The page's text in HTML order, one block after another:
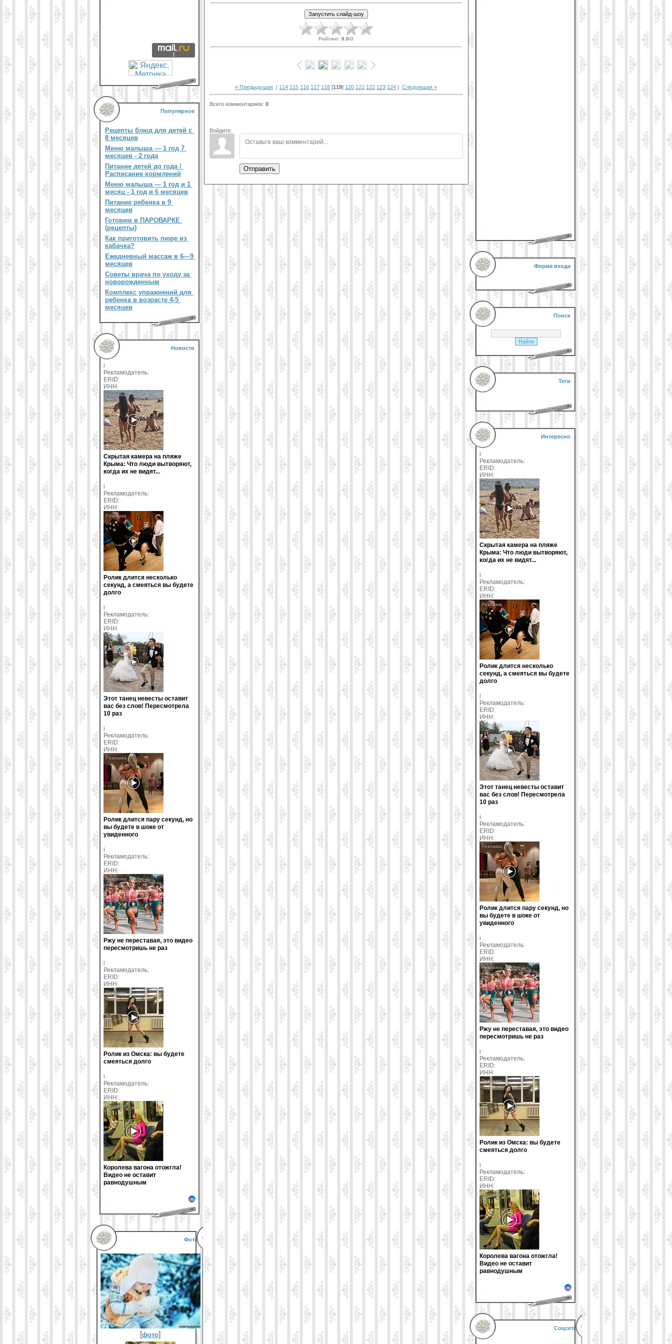
Популярное
Рецепты блюд для детей с
8 месяцев
Меню малыша — 1 год 7
месяцев - 2 года
Питание детей до года /
Расписание кормлений
Меню малыша — 1 год и 1
месяц - 1 год и 6 месяцев
Питание ребенка в 9
месяцев
Готовим в ПАРОВАРКЕ
(рецепты)
Как приготовить пюре из
кабачка?
Ежедневный массаж в 6—9
месяцев
Советы врача по уходу за
новорожденным
Комплекс упражнений для
ребенка в возрасте 4-5
месяцев
Новости
i
Рекламодатель:
ERID:
ИНН:
Скрытая камера на пляже
Крыма: Что люди вытворяют,
когда их не видят...
i
Рекламодатель:
ERID:
ИНН:
Ролик длится несколько
секунд, а смеяться вы будете
долго
i
Рекламодатель:
ERID:
ИНН:
Этот танец невесты оставит
вас без слов! Пересмотрела
10 раз
i
Рекламодатель:
ERID:
ИНН:
Ролик длится пару секунд, но
вы будете в шоке от
увиденного
i
Рекламодатель:
ERID:
ИНН:
Ржу не переставая, это видео
пересмотришь не раз
i
Рекламодатель:
ERID:
ИНН:
Ролик из Омска: вы будете
смеяться долго
i
Рекламодатель:
ERID:
ИНН:
Королева вагона отожгла!
Видео не оставит
равнодушным
Фото
[фото]
Рейтинг: 0.0/0
« Предыдущая | 114 115 116 117 118 [119] 120 121 122 123 124 | Следующая »
Всего комментариев: 0
Войдите:
Отправить
Форма входа
Поиск
Теги
Интересно
i
Рекламодатель:
ERID:
ИНН:
Скрытая камера на пляже
Крыма: Что люди вытворяют,
когда их не видят...
i
Рекламодатель:
ERID:
ИНН:
Ролик длится несколько
секунд, а смеяться вы будете
долго
i
Рекламодатель:
ERID:
ИНН:
Этот танец невесты оставит
вас без слов! Пересмотрела
10 раз
i
Рекламодатель:
ERID:
ИНН:
Ролик длится пару секунд, но
вы будете в шоке от
увиденного
i
Рекламодатель:
ERID:
ИНН:
Ржу не переставая, это видео
пересмотришь не раз
i
Рекламодатель:
ERID:
ИНН:
Ролик из Омска: вы будете
смеяться долго
i
Рекламодатель:
ERID:
ИНН:
Королева вагона отожгла!
Видео не оставит
равнодушным
Соцсети